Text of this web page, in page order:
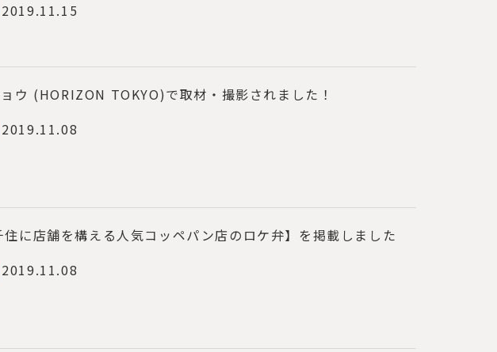
2019.11.15
ウ (HORIZON TOKYO)で取材・撮影されました！
2019.11.08
住に店舗を構える人気コッペパン店のロケ弁】を掲載しました
2019.11.08